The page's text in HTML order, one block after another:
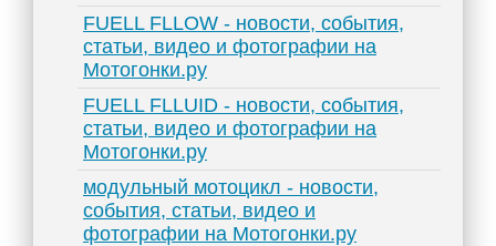
FUELL FLLOW - новости, события,
статьи, видео и фотографии на
Мотогонки.ру
FUELL FLLUID - новости, события,
статьи, видео и фотографии на
Мотогонки.ру
модульный мотоцикл - новости,
события, статьи, видео и
фотографии на Мотогонки.ру